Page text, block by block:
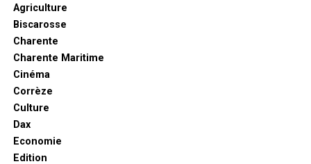
Agriculture
Biscarosse
Charente
Charente Maritime
Cinéma
Corrèze
Culture
Dax
Economie
Edition